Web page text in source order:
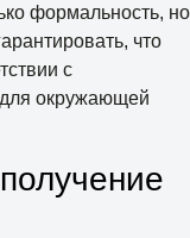
формальность, но
что
с
для окружающей